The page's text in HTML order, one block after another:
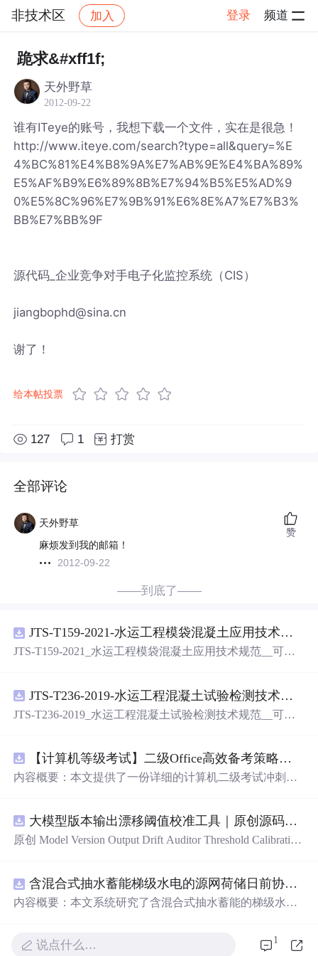
非技术区 加入 登录 频道
社区 非技术区
跪求&#xff1f;
天外野草
2012-09-22
谁有ITeye的账号，我想下载一个文件，实在是很急！
http://www.iteye.com/search?type=all&query=%E
4%BC%81%E4%B8%9A%E7%AB%9E%E4%BA%89%
E5%AF%B9%E6%89%8B%E7%94%B5%E5%AD%9
0%E5%8C%96%E7%9B%91%E6%8E%A7%E7%B3%
BB%E7%BB%9F
源代码_企业竞争对手电子化监控系统（CIS）
jiangbophd@sina.cn
谢了！
给本帖投票
127 1 打赏
全部评论
天外野草
麻烦发到我的邮箱！
2012-09-22
赞
——到底了——
JTS-T159-2021-水运工程模袋混凝土应用技术规范-可搜索.pdf
JTS-T159-2021_水运工程模袋混凝土应用技术规范__可搜
JTS-T236-2019-水运工程混凝土试验检测技术规范-可搜索.pdf
JTS-T236-2019_水运工程混凝土试验检测技术规范__可搜
【计算机等级考试】二级Office高效备考策略：分阶段复习计划与考场时间分配优化方案
内容概要：本文提供了一份详细的计算机二级考试冲刺备
点和基本操作；强化刷题阶段主攻操作大题，尤其是Excel
函数难点；冲刺模拟阶段进行全真模拟训练，回归高频考
国计算机二级考试的考生，尤其适合基础一般、希望在短
期内高效提分的学员。; 使用场景及目标：①帮助考生系统
规划考前1个月的复习节奏，提升应试能力；②突破Excel
程，避免因操作失误导致失分。; 阅读建议：此资源以实战
大模型版本输出漂移阈值校准工具｜原创源码+测试+离线报告
原创 Model Version Output Drift Auditor Threshold Calibration
样本校准评分区间、告警阈值和误报漏报边界；本地网
页、JSON/HTML/SVG报告、测试与示例。压缩包包含完
MIT License及原创授权声明。适合开发者进行工程预检、
含混合式抽水蓄能梯级水电的源网荷储日前协同调度优化研究（Matlab代码实现）
内容概要：本文系统研究了含混合式抽水蓄能的梯级水电
接入背景下，如何通过优化调度提升电力系统的灵活性与
说点什么… 1